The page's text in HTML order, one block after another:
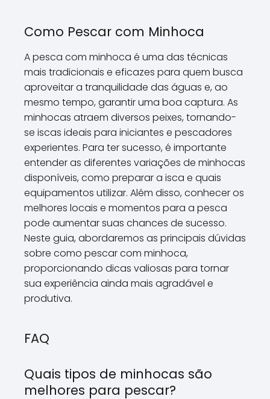
Como Pescar com Minhoca
A pesca com minhoca é uma das técnicas
mais tradicionais e eficazes para quem busca
aproveitar a tranquilidade das águas e, ao
mesmo tempo, garantir uma boa captura. As
minhocas atraem diversos peixes, tornando-
se iscas ideais para iniciantes e pescadores
experientes. Para ter sucesso, é importante
entender as diferentes variações de minhocas
disponíveis, como preparar a isca e quais
equipamentos utilizar. Além disso, conhecer os
melhores locais e momentos para a pesca
pode aumentar suas chances de sucesso.
Neste guia, abordaremos as principais dúvidas
sobre como pescar com minhoca,
proporcionando dicas valiosas para tornar
sua experiência ainda mais agradável e
produtiva.
FAQ
Quais tipos de minhocas são
melhores para pescar?